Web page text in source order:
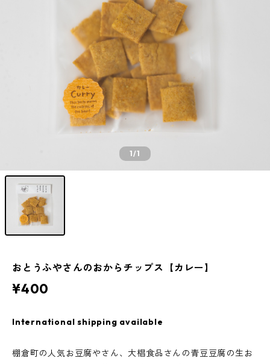
1/1
おとうふやさんのおからチップス【カレー】
¥400
International shipping available
棚倉町の人気お豆腐やさん、大椙食品さんの青豆豆腐の生お